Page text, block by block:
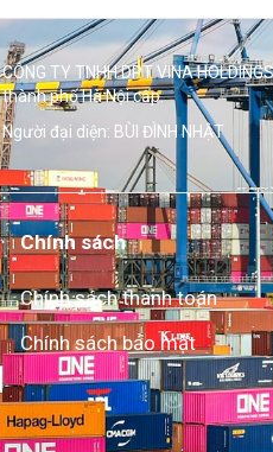
CÔNG TY TNHH DPT VINA
thành phố Hà Nội cấp.
Người đại diện: BÙI ĐÌNH NHẬT
Chính sách
Chính sách thanh toán
Chính sách bảo mật